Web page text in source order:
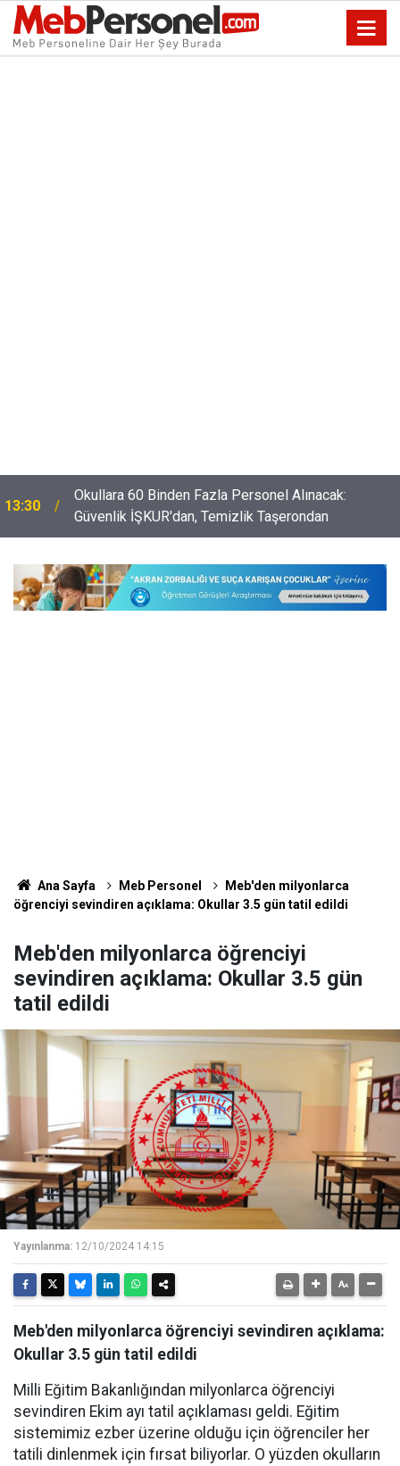
13:30
Okullara 60 Binden Fazla Personel Alınacak:
Güvenlik İŞKUR'dan, Temizlik Taşerondan
Ana Sayfa Meb Personel
Meb'den milyonlarca
öğrenciyi sevindiren açıklama: Okullar 3.5 gün tatil edildi
Meb'den milyonlarca öğrenciyi
sevindiren açıklama: Okullar 3.5 gün
tatil edildi
Yayınlanma: 12/10/2024 14:15
Meb'den milyonlarca öğrenciyi sevindiren açıklama:
Okullar 3.5 gün tatil edildi
Milli Eğitim Bakanlığından milyonlarca öğrenciyi
sevindiren Ekim ayı tatil açıklaması geldi. Eğitim
sistemimiz ezber üzerine olduğu için öğrenciler her
tatili dinlenmek için fırsat biliyorlar. O yüzden okulların